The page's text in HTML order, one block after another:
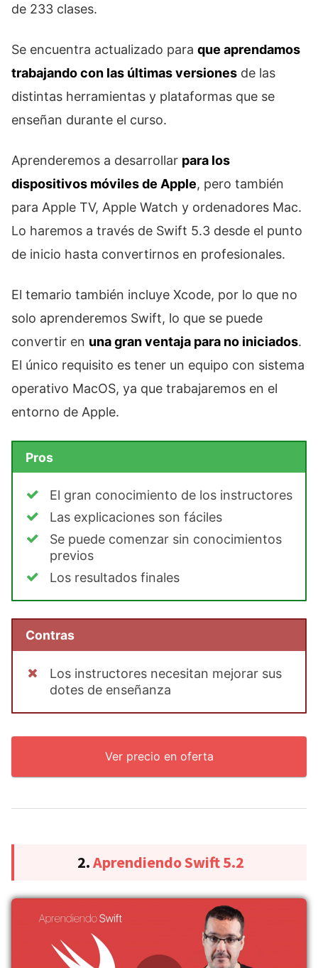
de 233 clases.
Se encuentra actualizado para que aprendamos
trabajando con las últimas versiones de las
distintas herramientas y plataformas que se
enseñan durante el curso.
Aprenderemos a desarrollar para los
dispositivos móviles de Apple, pero también
para Apple TV, Apple Watch y ordenadores Mac.
Lo haremos a través de Swift 5.3 desde el punto
de inicio hasta convertirnos en profesionales.
El temario también incluye Xcode, por lo que no
solo aprenderemos Swift, lo que se puede
convertir en una gran ventaja para no iniciados.
El único requisito es tener un equipo con sistema
operativo MacOS, ya que trabajaremos en el
entorno de Apple.
Pros
El gran conocimiento de los instructores
Las explicaciones son fáciles
Se puede comenzar sin conocimientos
previos
Los resultados finales
Contras
Los instructores necesitan mejorar sus
dotes de enseñanza
Ver precio en oferta
2.Aprendiendo Swift 5.2